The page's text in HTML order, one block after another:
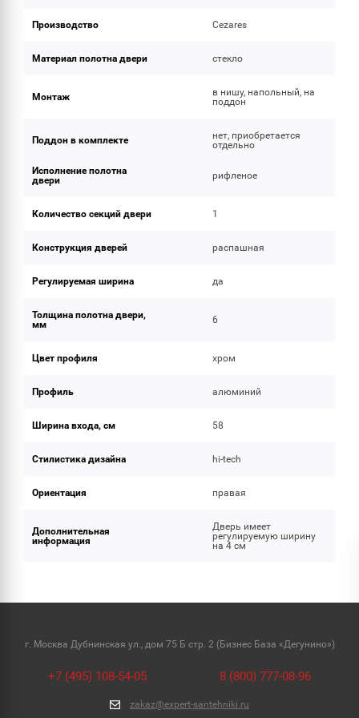
Производство Cezares
Материал полотна двери стекло
Монтаж
в нишу, напольный, на
поддон
Поддон в комплекте
нет, приобретается
отдельно
Исполнение полотна
двери
рифленое
Количество секций двери 1
Конструкция дверей распашная
Регулируемая ширина да
Толщина полотна двери,
мм
6
Цвет профиля хром
Профиль алюминий
Ширина входа, см 58
Стилистика дизайна hi-tech
Ориентация правая
Дополнительная
информация
Дверь имеет
регулируемую ширину
на 4 см
г. Москва Дубнинская ул., дом 75 Б стр. 2 (Бизнес База «Дегунино»)
+7 (495) 108-54-05 8 (800) 777-08-96
zakaz@expert-santehniki.ru